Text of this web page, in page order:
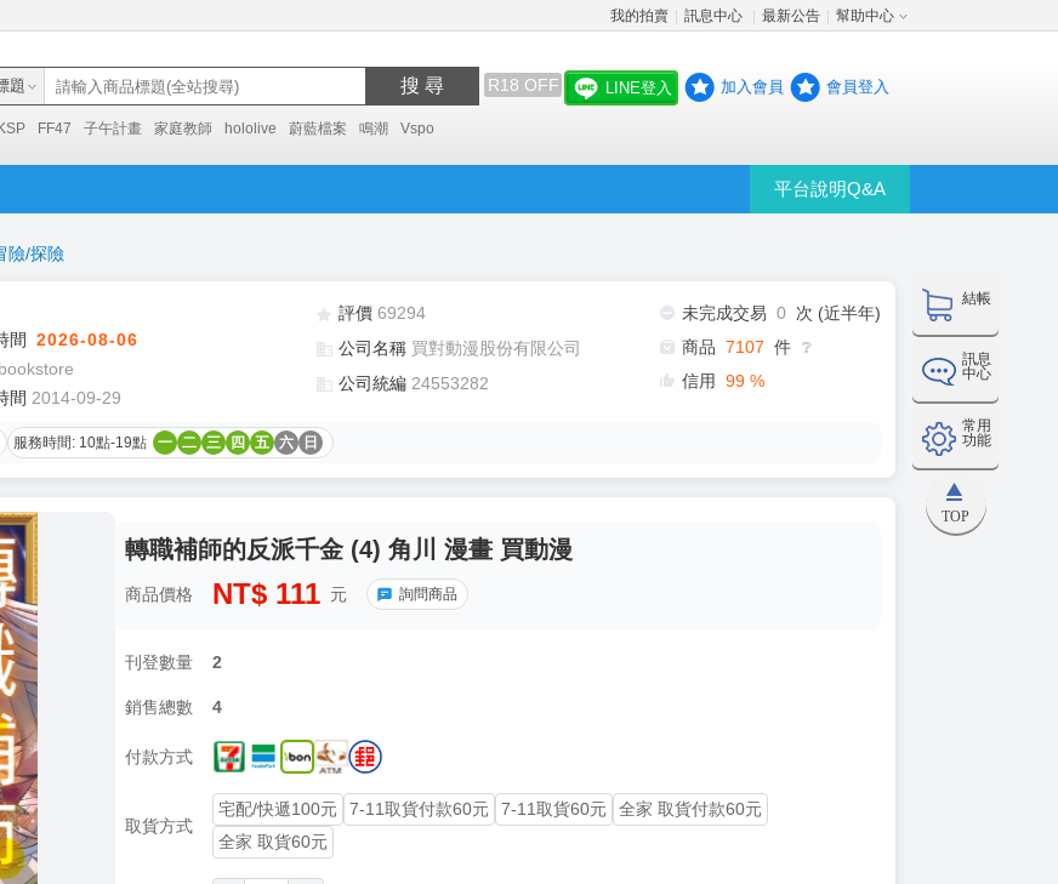
我的拍賣 訊息中心 最新公告 幫助中心
題 搜 尋 R18 OFF
FF47 子午計畫 家庭教師 hololive 蔚藍檔案 鳴潮 Vspo
LINE登入 加入會員 會員登入
平台說明Q&A
結帳
訊息
中心
常用
功能
TOP
險/探險
間 2026-08-06
bookstore
間 2014-09-29
評價 69294
公司名稱 買對動漫股份有限公司
公司統編 24553282
未完成交易 0
次 (近半年)
商品 7107 件 ❔
信用 99 %
服務時間: 10點-19點 一 二 三 四 五 六 日
轉職補師的反派千金 (4) 角川 漫畫 買動漫
商品價格 NT$ 111 元 詢問商品
刊登數量 2
銷售總數 4
付款方式
取貨方式
宅配/快遞100元 7-11取貨付款60元 7-11取貨60元
全家 取貨付款60元
全家 取貨60元